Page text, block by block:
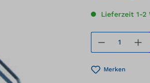
Lieferzeit 1-2
Produkt
Merken